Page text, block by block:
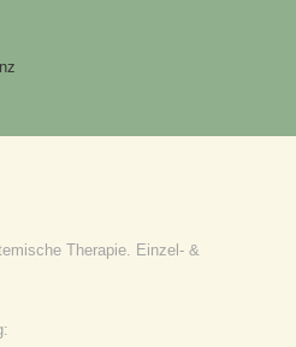
Therapie. Einzel- &